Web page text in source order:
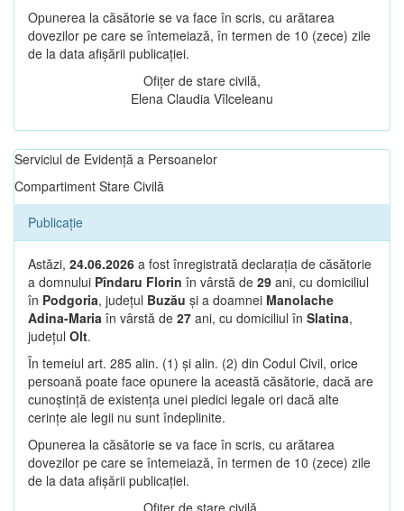
Opunerea la căsătorie se va face în scris, cu arătarea
dovezilor pe care se întemeiază, în termen de 10 (zece) zile
de la data afișării publicației.
Ofițer de stare civilă,
Elena Claudia Vîlceleanu
Serviciul de Evidență a Persoanelor
Compartiment Stare Civilă
Publicație
Astăzi, 24.06.2026 a fost înregistrată declarația de căsătorie
a domnului Pîndaru Florin în vârstă de 29 ani, cu domiciliul
în Podgoria, județul Buzău și a doamnei Manolache
Adina-Maria în vârstă de 27 ani, cu domiciliul în Slatina,
județul Olt.
În temeiul art. 285 alin. (1) și alin. (2) din Codul Civil, orice
persoană poate face opunere la această căsătorie, dacă are
cunoștință de existența unei piedici legale ori dacă alte
cerințe ale legii nu sunt îndeplinite.
Opunerea la căsătorie se va face în scris, cu arătarea
dovezilor pe care se întemeiază, în termen de 10 (zece) zile
de la data afișării publicației.
Ofițer de stare civilă,